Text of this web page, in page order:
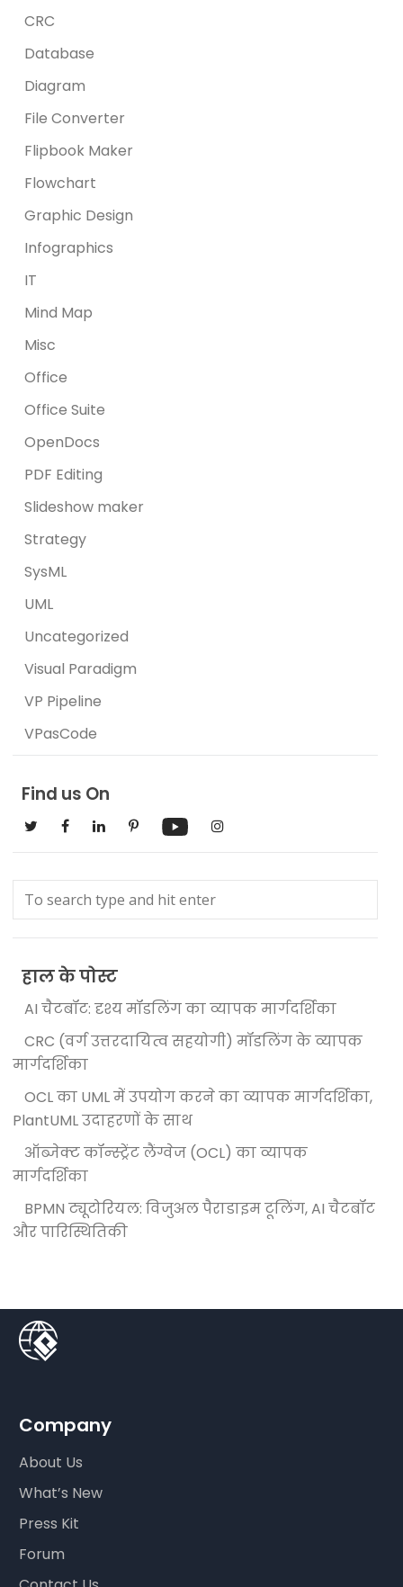
CRC
Database
Diagram
File Converter
Flipbook Maker
Flowchart
Graphic Design
Infographics
IT
Mind Map
Misc
Office
Office Suite
OpenDocs
PDF Editing
Slideshow maker
Strategy
SysML
UML
Uncategorized
Visual Paradigm
VP Pipeline
VPasCode
Find us On
हाल के पोस्ट
AI चैटबॉट: दृश्य मॉडलिंग का व्यापक मार्गदर्शिका
CRC (वर्ग उत्तरदायित्व सहयोगी) मॉडलिंग के व्यापक
मार्गदर्शिका
OCL का UML में उपयोग करने का व्यापक मार्गदर्शिका,
PlantUML उदाहरणों के साथ
ऑब्जेक्ट कॉन्स्ट्रेंट लैंग्वेज (OCL) का व्यापक
मार्गदर्शिका
BPMN ट्यूटोरियल: विजुअल पैराडाइम टूलिंग, AI चैटबॉट
और पारिस्थितिकी
Company
About Us
What’s New
Press Kit
Forum